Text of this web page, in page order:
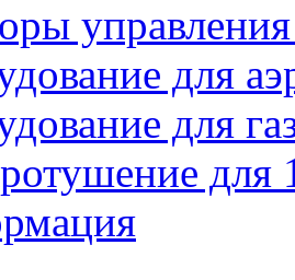
для
для
для